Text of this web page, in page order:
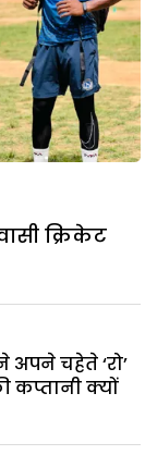
क्रिकेट
अपने चहेते ‘रो’
कप्तानी क्यों